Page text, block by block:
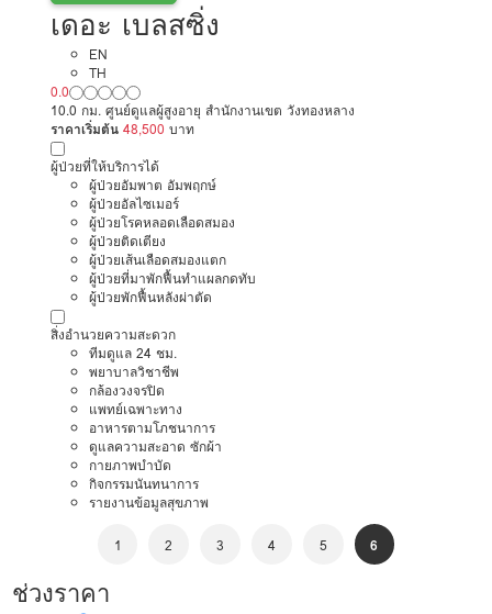
เดอะ เบลสซิ่ง
EN
TH
0.0
10.0 กม. ศูนย์ดูแลผู้สูงอายุ สำนักงานเขต วังทองหลาง
ราคาเริ่มต้น 48,500 บาท
ผู้ป่วยที่ให้บริการได้
ผู้ป่วยอัมพาต อัมพฤกษ์
ผู้ป่วยอัลไซเมอร์
ผู้ป่วยโรคหลอดเลือดสมอง
ผู้ป่วยติดเตียง
ผู้ป่วยเส้นเลือดสมองแตก
ผู้ป่วยที่มาพักฟื้นทำแผลกดทับ
ผู้ป่วยพักฟื้นหลังผ่าตัด
สิ่งอำนวยความสะดวก
ทีมดูแล 24 ชม.
พยาบาลวิชาชีพ
กล้องวงจรปิด
แพทย์เฉพาะทาง
อาหารตามโภชนาการ
ดูแลความสะอาด ซักผ้า
กายภาพบำบัด
กิจกรรมนันทนาการ
รายงานข้อมูลสุขภาพ
1 2 3 4 5 6
ช่วงราคา